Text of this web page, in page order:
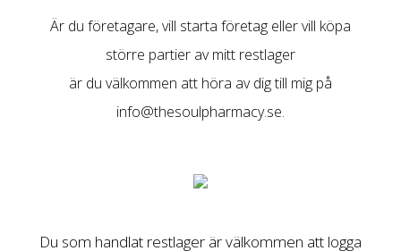
Är du företagare, vill starta företag eller vill köpa
större partier av mitt restlager
är du välkommen att höra av dig till mig på
info@thesoulpharmacy.se.
Du som handlat restlager är välkommen att logga